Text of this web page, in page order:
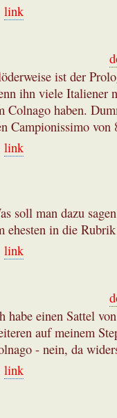
link
ist der
ihn viele Italiener
Colnago haben.
Campionissimo von
link
soll man dazu
ehesten in die
link
habe einen Sattel
auf meinem
- nein, da
link